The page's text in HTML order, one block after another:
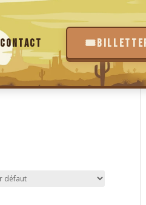
Contact 🎟️